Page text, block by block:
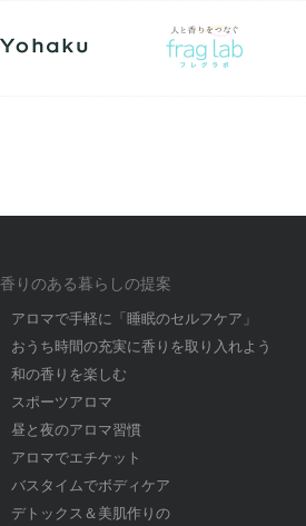
香りのある暮らしの提案
アロマで手軽に「睡眠のセルフケア」
おうち時間の充実に香りを取り入れよう
和の香りを楽しむ
スポーツアロマ
昼と夜のアロマ習慣
アロマでエチケット
バスタイムでボディケア
デトックス＆美肌作りの